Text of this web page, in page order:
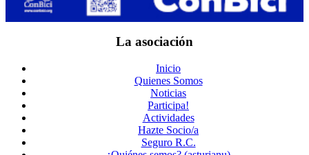
La asociación
Inicio
Quienes Somos
Noticias
Participa!
Actividades
Hazte Socio/a
Seguro R.C.